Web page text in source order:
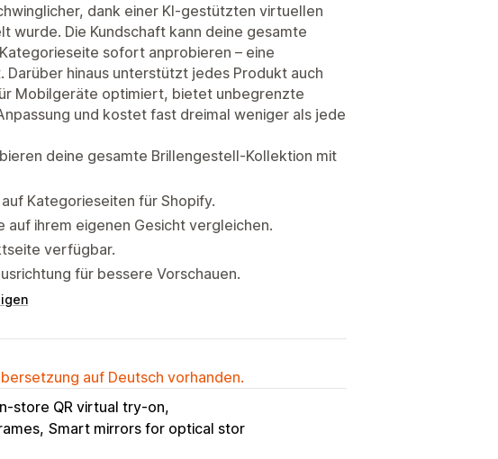
dank einer KI-gestützten virtuellen
Die Kundschaft kann deine gesamte
sofort anprobieren – eine
hinaus unterstützt jedes Produkt auch
Mobilgeräte optimiert, bietet unbegrenzte
und kostet fast dreimal weniger als jede
deine gesamte Brillengestell-Kollektion mit
Kategorieseiten für Shopify.
ihrem eigenen Gesicht vergleichen.
verfügbar.
für bessere Vorschauen.
auf Deutsch vorhanden.
store QR virtual try-on
Smart mirrors for optical stor